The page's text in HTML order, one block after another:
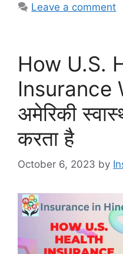
Leave a comment
How U.S.
Insurance
अमेरिकी
करता है
October 6, 2023 by